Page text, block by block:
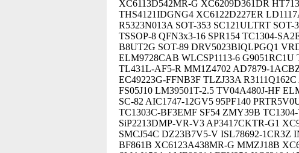
XC6113D542MR-G XC6209D361DR
THS4121IDGNG4 XC6122D227ER
R5323N013A SOT-353 SC121ULTRT
TSSOP-8 QFN3x3-16 SPR154 TC1304-
B8UT2G SOT-89 DRV5023BIQLPGQ1
ELM9728CAB WLCSP1113-6
TL431L-AF5-R MM1Z4702 AD7879-
EC49223G-FFNB3F TLZJ33A
FS05J10 LM39501T-2.5 TV04A480J-HF
SC-82 AIC1747-12GV5 95PF140
TC1303C-BF3EMF SF54 ZMY39B
SiP2213DMP-VR-V3 AP3417CKTR-G1
SMCJ54C DZ23B7V5-V ISL78692-1CR3Z
BF861B XC6123A438MR-G MMZJ18B